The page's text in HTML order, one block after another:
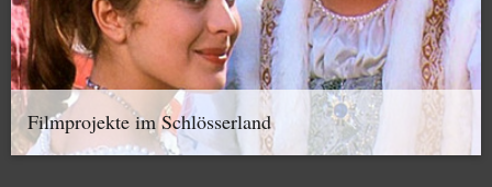
Filmprojekte im Schlösserland